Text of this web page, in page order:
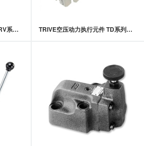
JGH久冈叠加式控制阀 MBRV系列叠加式減压阀 TRIVE空压动力执行元件 TD系列超薄型治具缸